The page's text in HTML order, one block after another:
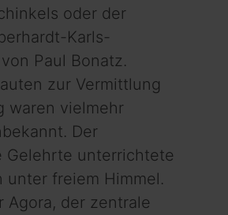
oder der
Karls-
Paul Bonatz.
zur Vermittlung
waren viel­mehr
Der
Gelehrte unterrichtete
unter freiem Himmel.
Agora, der zentrale